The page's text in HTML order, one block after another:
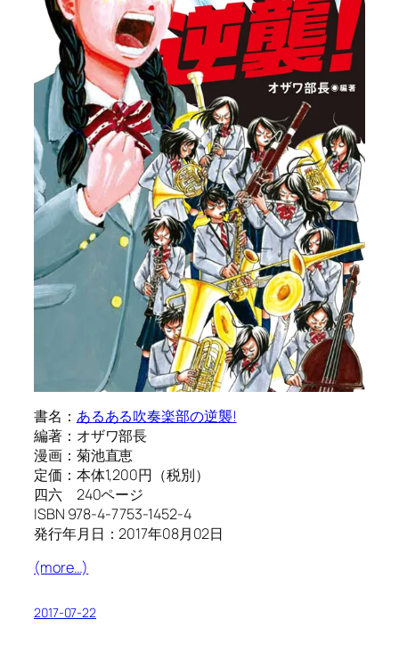
書名： あるある吹奏楽部の逆襲!
編著：オザワ部長
漫画：菊池直恵
定価：本体1,200円（税別）
四六 240ページ
ISBN 978-4-7753-1452-4
発行年月日：2017年08月02日
(more…)
2017-07-22